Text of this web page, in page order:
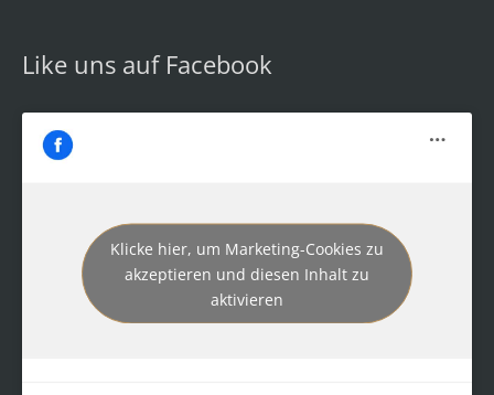
Like uns auf Facebook
Klicke hier, um Marketing-Cookies zu
akzeptieren und diesen Inhalt zu
aktivieren